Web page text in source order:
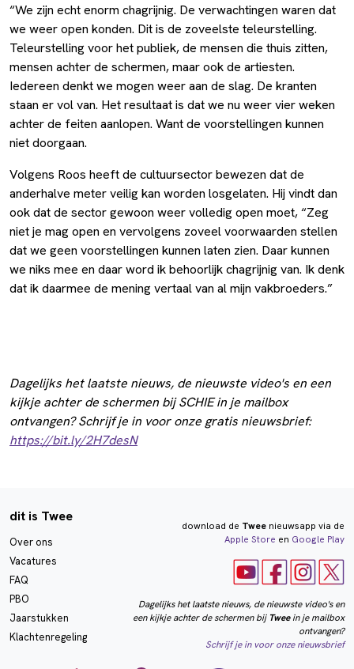
“We zijn echt enorm chagrijnig. De verwachtingen waren dat
we weer open konden. Dit is de zoveelste teleurstelling.
Teleurstelling voor het publiek, de mensen die thuis zitten,
mensen achter de schermen, maar ook de artiesten.
Iedereen denkt we mogen weer aan de slag. De kranten
staan er vol van. Het resultaat is dat we nu weer vier weken
achter de feiten aanlopen. Want de voorstellingen kunnen
niet doorgaan.
Volgens Roos heeft de cultuursector bewezen dat de
anderhalve meter veilig kan worden losgelaten. Hij vindt dan
ook dat de sector gewoon weer volledig open moet, “Zeg
niet je mag open en vervolgens zoveel voorwaarden stellen
dat we geen voorstellingen kunnen laten zien. Daar kunnen
we niks mee en daar word ik behoorlijk chagrijnig van. Ik denk
dat ik daarmee de mening vertaal van al mijn vakbroeders.”
Dagelijks het laatste nieuws, de nieuwste video's en een
kijkje achter de schermen bij SCHIE in je mailbox
ontvangen? Schrijf je in voor onze gratis nieuwsbrief:
https://bit.ly/2H7desN
dit is Twee
Over ons
Vacatures
FAQ
PBO
Jaarstukken
Klachtenregeling
download de Tweenieuwsapp via de
Apple Store en Google Play
Dagelijks het laatste nieuws, de nieuwste video's en
een kijkje achter de schermen bij Tweein je mailbox
ontvangen?
Schrijf je in voor onze nieuwsbrief